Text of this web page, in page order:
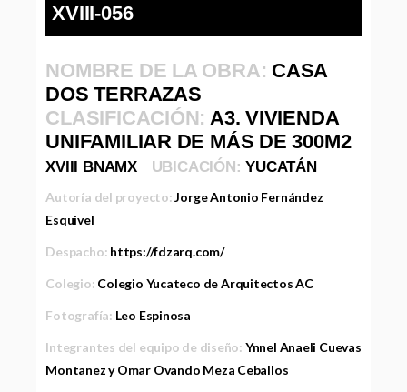
XVIII-056
NOMBRE DE LA OBRA: CASA
DOS TERRAZAS
CLASIFICACIÓN:A3. VIVIENDA
UNIFAMILIAR DE MÁS DE 300M2
XVIII BNAMX UBICACIÓN:YUCATÁN
Autoría del proyecto:Jorge Antonio Fernández
Esquivel
Despacho: https://fdzarq.com/
Colegio: Colegio Yucateco de Arquitectos AC
Fotografía: Leo Espinosa
Integrantes del equipo de diseño: Ynnel Anaeli Cuevas
Montanez y Omar Ovando Meza Ceballos